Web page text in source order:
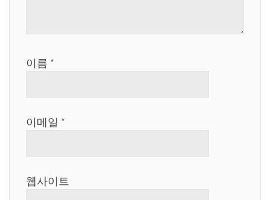
이름 *
이메일 *
웹사이트